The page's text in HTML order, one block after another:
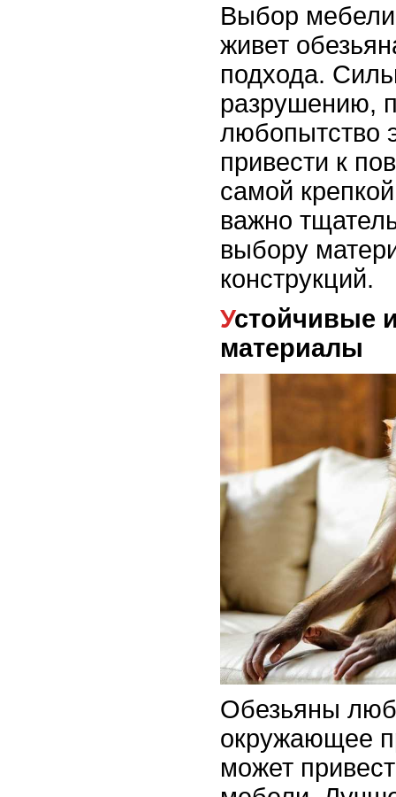
Выбор
живет
подхода.
разрушению,
любопытство
привести к
самой
важно
выбору
конструкций.
Устойчивые и безопасные
материалы
Обезьяны
окружающее
может